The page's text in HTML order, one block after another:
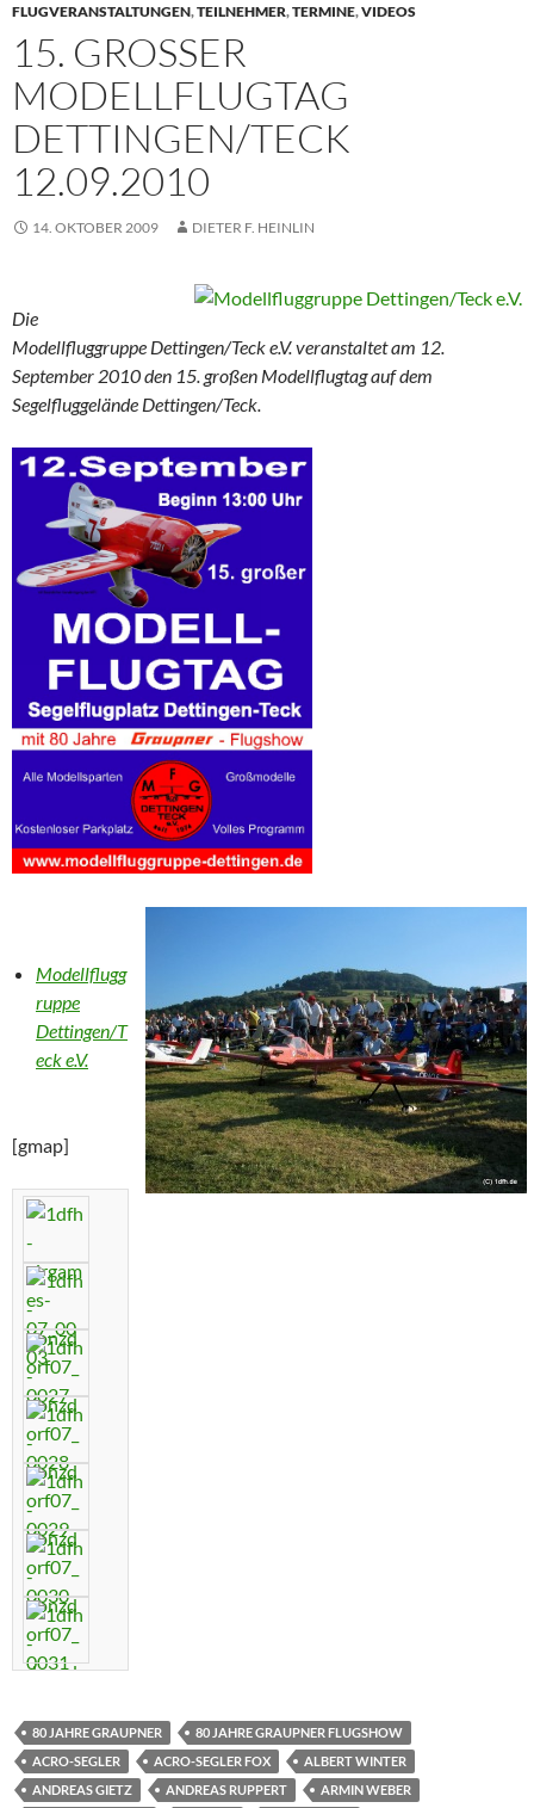
FLUGVERANSTALTUNGEN,TEILNEHMER,TERMINE,VIDEOS
15. GROSSER M
ODELLFLUGTAG D
ETTINGEN/TECK 1
2.09.2010
14. OKTOBER 2009 DIETER F. HEINLIN
Die
Modellfluggruppe Dettingen/Teck e.V. veranstaltet am 12.
September 2010 den 15. großen Modellflugtag auf dem
Segelfluggelände Dettingen/Teck.
Modellflugg
ruppe
Dettingen/T
eck e.V.
[gmap]
80 JAHRE GRAUPNER
80 JAHRE GRAUPNER FLUGSHOW
ACRO-SEGLER
ACRO-SEGLER FOX
ALBERT WINTER
ANDREAS GIETZ
ANDREAS RUPPERT
ARMIN WEBER